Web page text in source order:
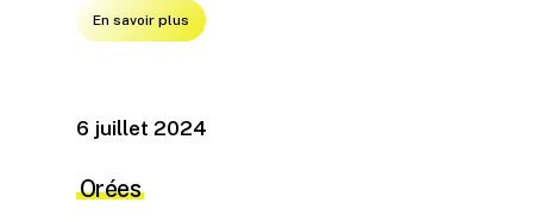
En savoir plus
6 juillet 2024
Orées